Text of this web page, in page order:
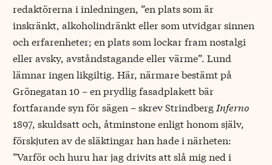
redaktörerna i inledningen, ”en plats som är
inskränkt, alkoholindränkt eller som utvidgar sinnen
och erfarenheter; en plats som lockar fram nostalgi
eller avsky, avståndstagande eller värme”. Lund
lämnar ingen likgiltig. Här, närmare bestämt på
Grönegatan 10 – en prydlig fasadplakett bär
fortfarande syn för sägen – skrev Strindberg Inferno
1897, skuldsatt och, åtminstone enligt honom själv,
förskjuten av de släktingar han hade i närheten:
”Varför och huru har jag drivits att slå mig ned i